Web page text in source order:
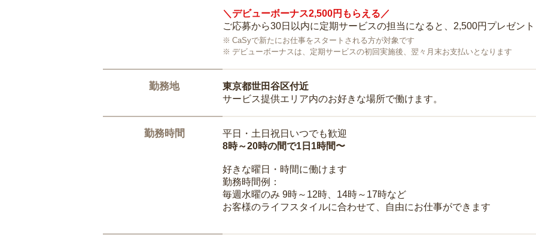
＼デビューボーナス2,500円もらえる／
ご応募から30日以内に定期サービスの担当になると、2,500円プレゼント
CaSyで新たにお仕事をスタートされる方が対象です
デビューボーナスは、定期サービスの初回実施後、翌々月末お支払いとなります
勤務地
東京都世田谷区付近
サービス提供エリア内のお好きな場所で働けます。
勤務時間
平日・土日祝日いつでも歓迎
8時～20時の間で1日1時間〜
好きな曜日・時間に働けます
勤務時間例：
毎週水曜のみ 9時～12時、14時～17時など
お客様のライフスタイルに合わせて、自由にお仕事ができます